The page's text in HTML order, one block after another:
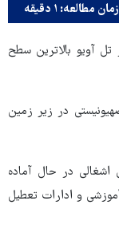
زمان مطالعه: ۱ دقیقه
آویو بالاترین سطح
در زیر زمین
در حال آماده
و ادارات تعطیل